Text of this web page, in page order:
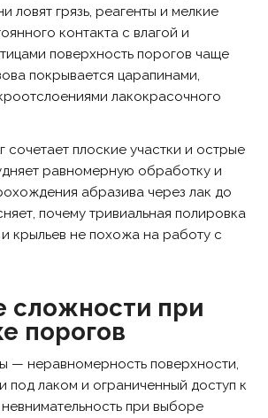
ловят грязь, реагенты и мелкие
контакта с влагой и
поверхность порогов чаще
покрывается царапинами,
лакокрасочного
сочетает плоские участки и острые
равномерную обработку и
абразива через лак до
почему тривиальная полировка
крыльев не похожа на работу с
сложности при
порогов
— неравномерность поверхности,
под лаком и ограниченный доступ к
при выборе